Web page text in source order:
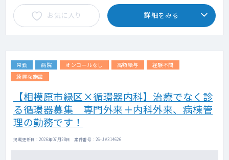
（詳細）
・内科診察：問診・聴診・視診・触診など
・胃カメラ・MDLの検査前説明など
・住民健診、肺がん・大腸がん検診などの結
など
・A・B型肝炎ワクチン
・MRワクチン日本脳炎
・インフルエンザワクチン など
お気に入り 詳細をみる
常勤 病院 オンコールなし 高額給与
経験不問
綺麗な施設
【相模原市緑区×循環器内科】治療でなく診
る循環器募集 専門外来＋内科外来、病棟管
理の勤務です！
掲載更新日 : 2026年07月28日 案件番号 : 26-JV314626